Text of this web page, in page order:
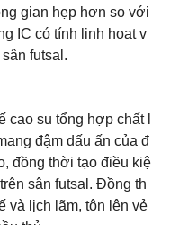
gian hẹp hơn so với
IC có tính linh hoạt v
futsal.
su tổng hợp chất l
đậm dấu ấn của đ
đồng thời tạo điều kiệ
sân futsal. Đồng th
và lịch lãm, tôn lên vẻ